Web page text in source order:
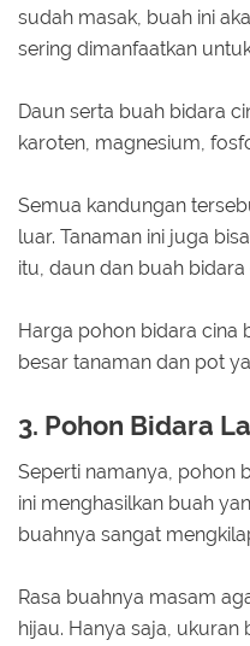
sudah masak, buah ini
sering dimanfaatkan
Daun serta buah bidara
karoten, magnesium,
Semua kandungan
luar. Tanaman ini juga
itu, daun dan buah
Harga pohon bidara cina
besar tanaman dan pot
3. Pohon Bidara
Seperti namanya, pohon
ini menghasilkan buah
buahnya sangat
Rasa buahnya masam
hijau. Hanya saja,